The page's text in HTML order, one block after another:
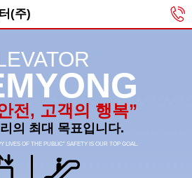
(주)
전, 고객의 행복”
의 최대 목표입니다.
LIVES OF THE PUBLIC” SAFETY IS OUR TOP GOAL.